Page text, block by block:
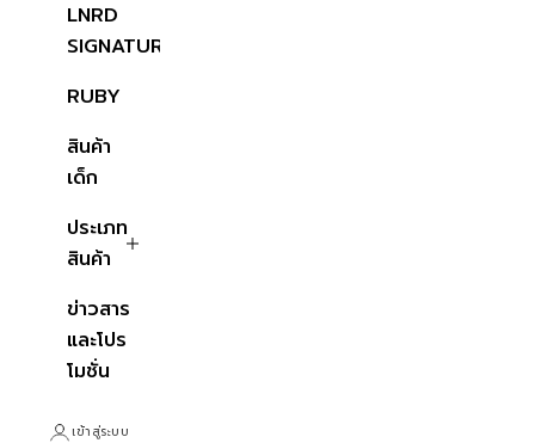
LNRD
SIGNATURE
RUBY
สินค้า
เด็ก
ประเภท
สินค้า
ข่าวสาร
และโปร
โมชั่น
เข้าสู่ระบบ